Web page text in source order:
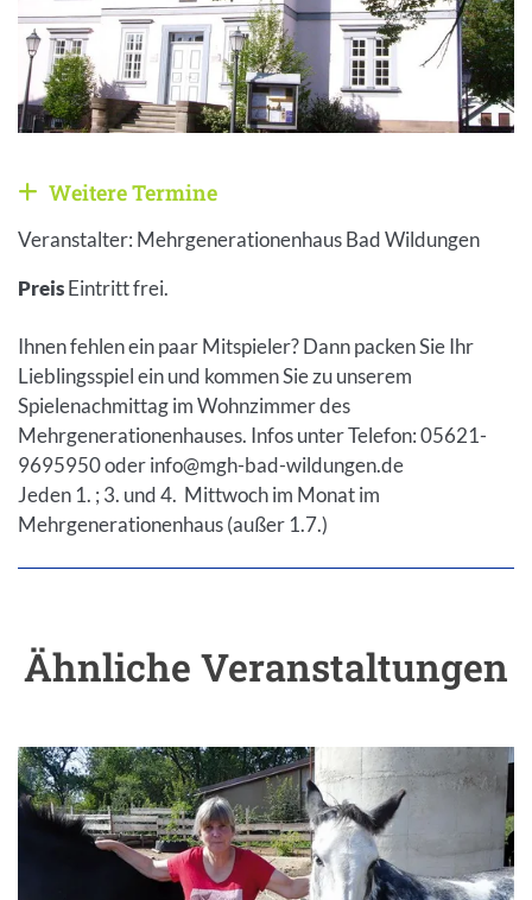
Weitere Veranstaltungen anzeigen
Weitere Termine
Veranstalter: Mehrgenerationenhaus Bad Wildungen
PreisEintritt frei.
Ihnen fehlen ein paar Mitspieler? Dann packen Sie Ihr
Lieblingsspiel ein und kommen Sie zu unserem
Spielenachmittag im Wohnzimmer des
Mehrgenerationenhauses. Infos unter Telefon: 05621-
9695950 oder info@mgh-bad-wildungen.de
Jeden 1. ; 3. und 4. Mittwoch im Monat im
Mehrgenerationenhaus (außer 1.7.)
Ähnliche Veranstaltungen